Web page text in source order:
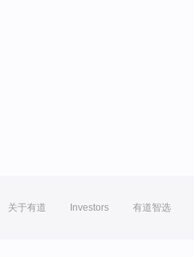
关于有道 Investors 有道智选